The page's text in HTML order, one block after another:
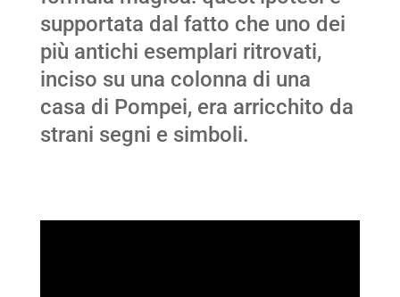
supportata dal fatto che uno dei
più antichi esemplari ritrovati,
inciso su una colonna di una
casa di Pompei, era arricchito da
strani segni e simboli.